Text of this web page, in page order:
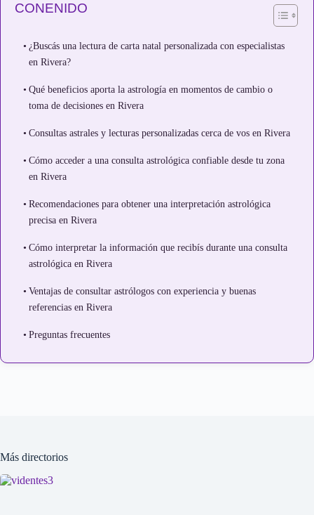
CONENIDO
¿Buscás una lectura de carta natal personalizada con especialistas
en Rivera?
Qué beneficios aporta la astrología en momentos de cambio o
toma de decisiones en Rivera
Consultas astrales y lecturas personalizadas cerca de vos en Rivera
Cómo acceder a una consulta astrológica confiable desde tu zona
en Rivera
Recomendaciones para obtener una interpretación astrológica
precisa en Rivera
Cómo interpretar la información que recibís durante una consulta
astrológica en Rivera
Ventajas de consultar astrólogos con experiencia y buenas
referencias en Rivera
Preguntas frecuentes
Más directorios